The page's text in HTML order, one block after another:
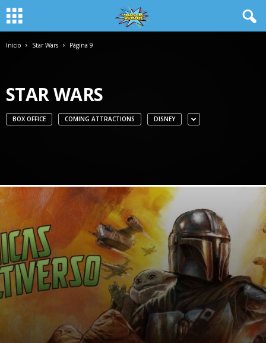
Inicio Star Wars Página 9
STAR WARS
BOX OFFICE COMING ATTRACTIONS DISNEY